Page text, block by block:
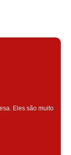
muito bom!
o colaborador